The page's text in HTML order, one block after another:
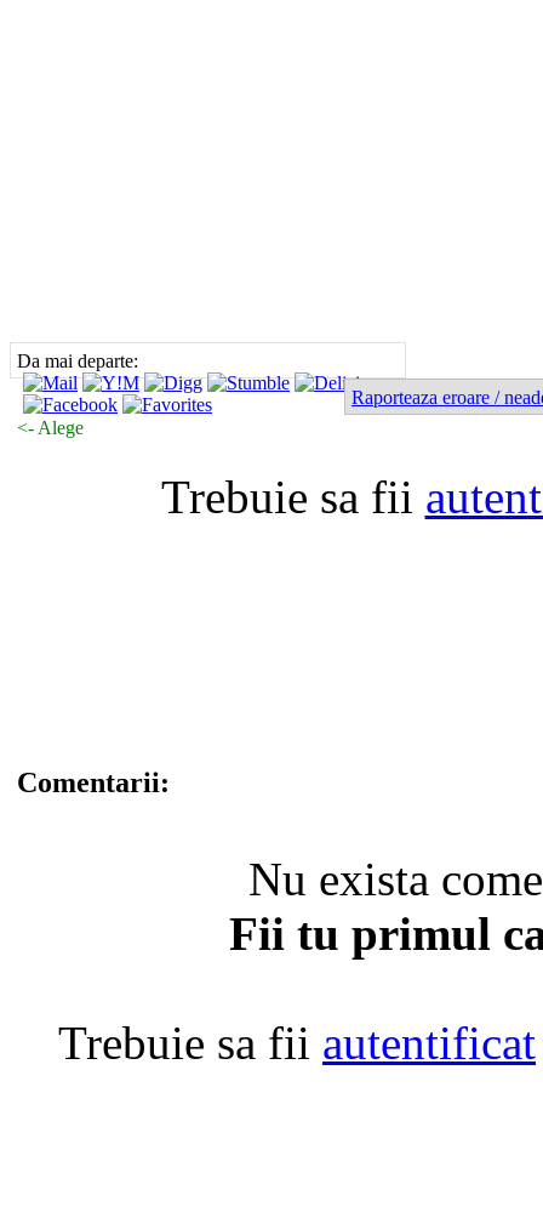
Da mai departe:
<- Alege
Raporteaza eroare /
Trebuie sa fii
Comentarii:
Nu exista
Fii tu primul
Trebuie sa fii autentificat